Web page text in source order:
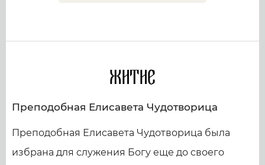
Житие
Преподобная Елисавета Чудотворица
Преподобная Елисавета Чудотворица была
избрана для служения Богу еще до своего